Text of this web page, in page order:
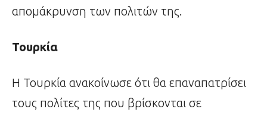
απομάκρυνση των πολιτών της.
Τουρκία
Η Τουρκία ανακοίνωσε ότι θα επαναπατρίσει
τους πολίτες της που βρίσκονται σε